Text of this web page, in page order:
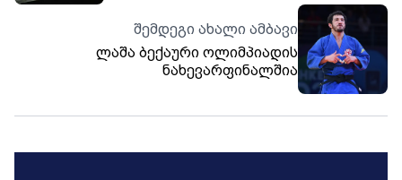
შემდეგი ახალი ამბავი
ლაშა ბექაური ოლიმპიადის
ნახევარფინალშია